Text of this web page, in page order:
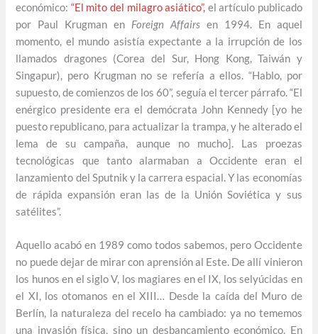
económico: “El mito del milagro asiático”, el artículo publicado
por Paul Krugman en Foreign Affairsen 1994. En aquel
momento, el mundo asistía expectante a la irrupción de los
llamados dragones (Corea del Sur, Hong Kong, Taiwán y
Singapur), pero Krugman no se refería a ellos. “Hablo, por
supuesto, de comienzos de los 60”, seguía el tercer párrafo. “El
enérgico presidente era el demócrata John Kennedy [yo he
puesto republicano, para actualizar la trampa, y he alterado el
lema de su campaña, aunque no mucho]. Las proezas
tecnológicas que tanto alarmaban a Occidente eran el
lanzamiento del Sputnik y la carrera espacial. Y las economías
de rápida expansión eran las de la Unión Soviética y sus
satélites”.
Aquello acabó en 1989 como todos sabemos, pero Occidente
no puede dejar de mirar con aprensión al Este. De allí vinieron
los hunos en el siglo V, los magiares en el IX, los selyúcidas en
el XI, los otomanos en el XIII… Desde la caída del Muro de
Berlín, la naturaleza del recelo ha cambiado: ya no tememos
una invasión física, sino un desbancamiento económico. En